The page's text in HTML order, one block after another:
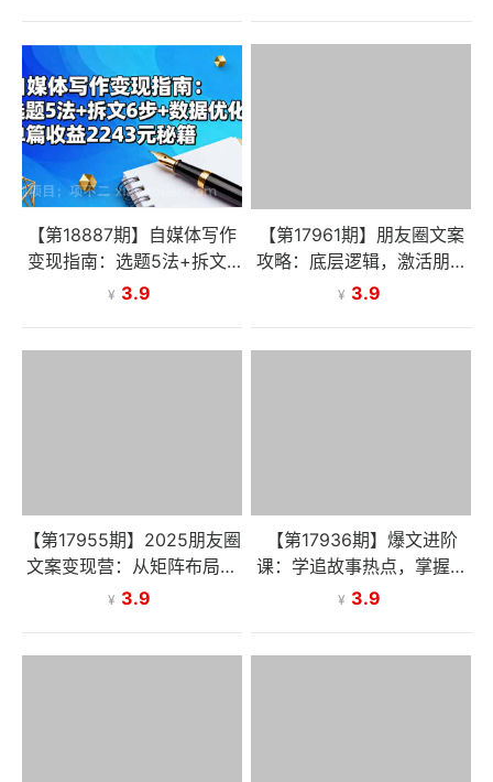
【第18887期】自媒体写作
变现指南：选题5法+拆文6
步+数据优化，单篇收益22
¥ 3.9
【第17961期】朋友圈文案
攻略：底层逻辑，激活朋友
圈，掌握人性，写出吸金好
¥ 3.9
【第17955期】2025朋友圈
文案变现营：从矩阵布局到
人性痛点，打造能搞钱的高
¥ 3.9
【第17936期】爆文进阶
课：学追故事热点，掌握关
键一步，解锁爆上加爆，产
¥ 3.9